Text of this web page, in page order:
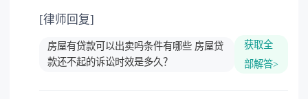
[律师回复]
房屋有贷款可以出卖吗条件有哪些 房屋贷
款还不起的诉讼时效是多久？
获取全
部解答>